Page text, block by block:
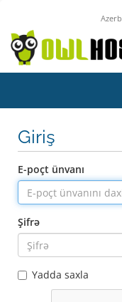
Giriş
E-poçt ünvanı
Şifrə
Yadda saxla